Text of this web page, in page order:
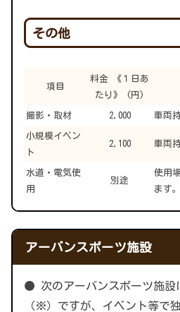
その他
項目
料金 《１日あ
たり》 (円)
撮影・取材 2,000 車両
小規模イベン
ト
2,100 車両
水道・電気使
用
別途
使用
ます。
アーバンスポーツ施設
● 次のアーバンスポーツ施設
（※）ですが、イベント等で